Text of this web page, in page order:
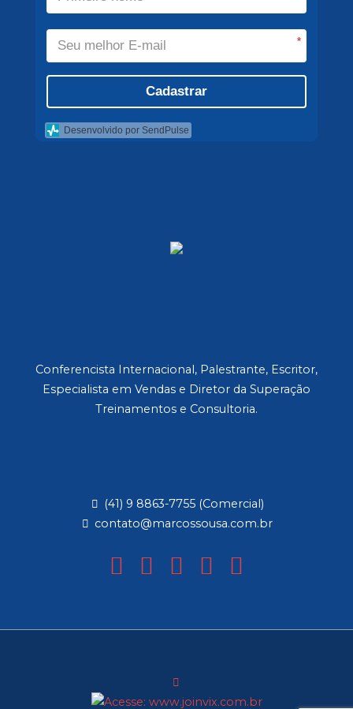
*
Cadastrar
Desenvolvido por SendPulse
Conferencista Internacional, Palestrante, Escritor,
Especialista em Vendas e Diretor da Superação
Treinamentos e Consultoria.
(41) 9 8863-7755 (Comercial)
contato@marcossousa.com.br